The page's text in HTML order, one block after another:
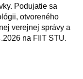
Podujatie sa
otvoreného
verejnej správy a
na FIIT STU.